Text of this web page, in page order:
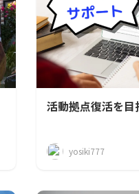
活動拠点復活を目
yosiki777